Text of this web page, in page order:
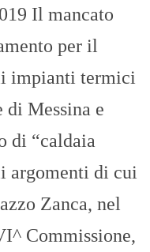
Il mancato
per il
impianti termici
Messina e
di “caldaia
argomenti di cui
Zanca, nel
Commissione,